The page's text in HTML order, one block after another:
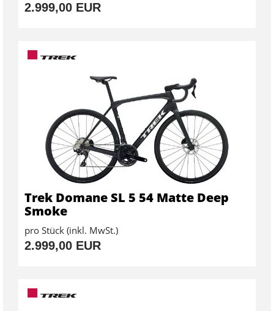
2.999,00 EUR
Trek Domane SL 5 54 Matte Deep
Smoke
pro Stück (inkl. MwSt.)
2.999,00 EUR